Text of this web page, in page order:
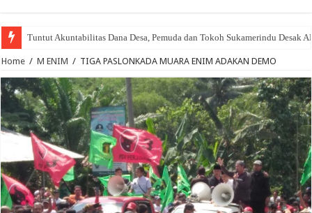
Tuntut Akuntabilitas Dana Desa, Pemuda dan Tokoh Sukamerindu Desak
Home / M ENIM / TIGA PASLONKADA MUARA ENIM ADAKAN DEMO